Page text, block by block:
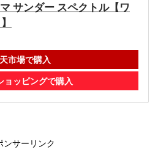
サンダー スペクトル【ワ
市場で購入
ョッピングで購入
ンサーリンク